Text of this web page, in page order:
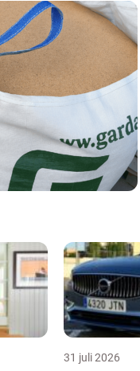
31 juli 2026